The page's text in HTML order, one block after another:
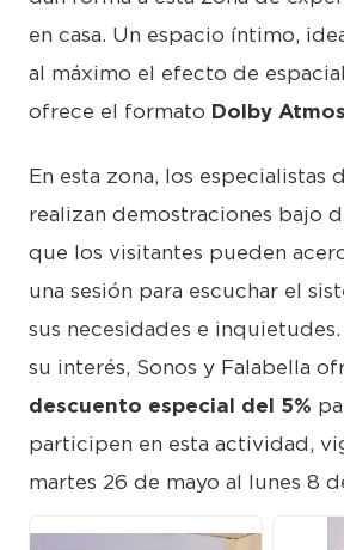
en casa. Un espacio íntimo,
al máximo el efecto de
ofrece el formato Dolby Atmos
En esta zona, los especialistas
realizan demostraciones bajo
que los visitantes pueden
una sesión para escuchar el
sus necesidades e
su interés, Sonos y Falabella
descuento especial del 5%
participen en esta actividad,
martes 26 de mayo al lunes 8